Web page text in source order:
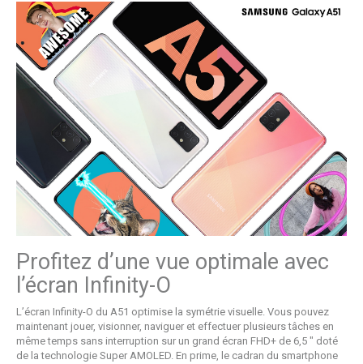
Profitez d’une vue optimale avec
l’écran Infinity-O
L’écran Infinity-O du A51 optimise la symétrie visuelle. Vous pouvez
maintenant jouer, visionner, naviguer et effectuer plusieurs tâches en
même temps sans interruption sur un grand écran FHD+ de 6,5 " doté
de la technologie Super AMOLED. En prime, le cadran du smartphone